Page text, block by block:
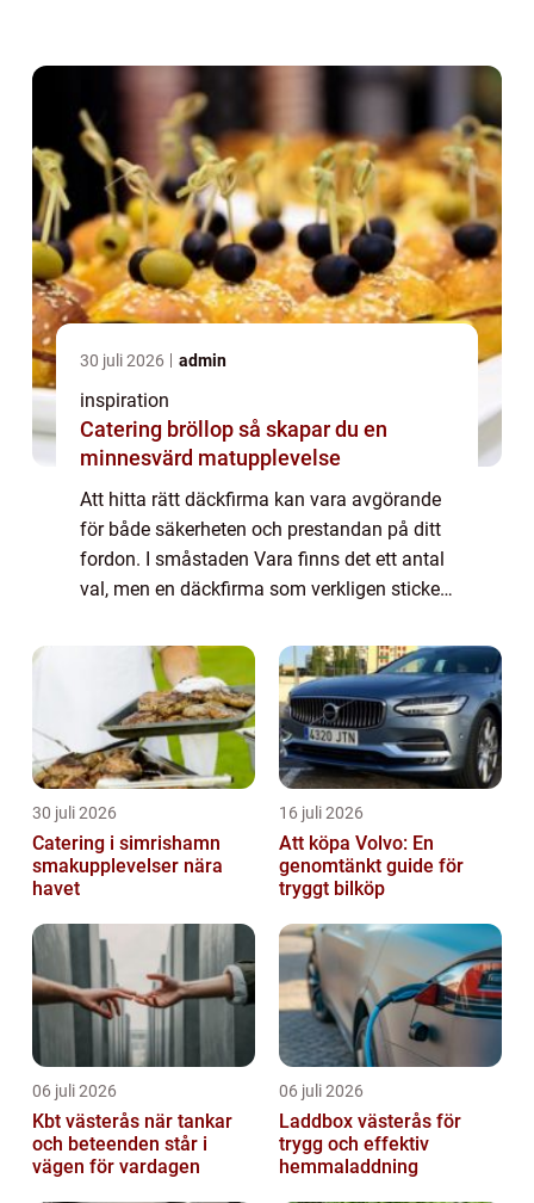
30 juli 2026 admin
inspiration
Catering bröllop så skapar du en
minnesvärd matupplevelse
Att hitta rätt däckfirma kan vara avgörande
för både säkerheten och prestandan på ditt
fordon. I småstaden Vara finns det ett antal
val, men en däckfirma som verkligen sticker
30 juli 2026
Catering i simrishamn
smakupplevelser nära
havet
16 juli 2026
Att köpa Volvo: En
genomtänkt guide för
tryggt bilköp
06 juli 2026
Kbt västerås när tankar
och beteenden står i
vägen för vardagen
06 juli 2026
Laddbox västerås för
trygg och effektiv
hemmaladdning